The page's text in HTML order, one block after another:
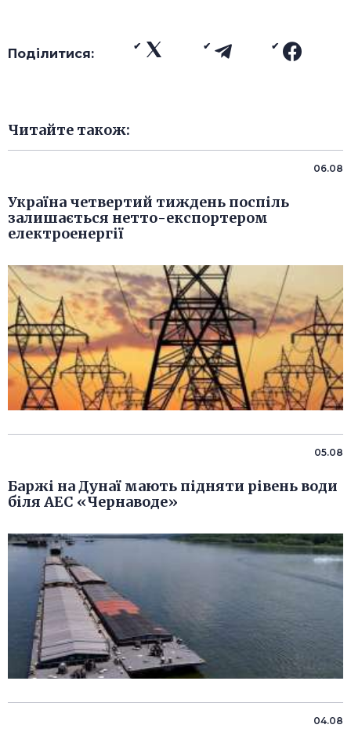
Поділитися:
Читайте також:
06.08
Україна четвертий тиждень поспіль
залишається нетто-експортером
електроенергії
05.08
Баржі на Дунаї мають підняти рівень води
біля АЕС «Чернаводе»
04.08